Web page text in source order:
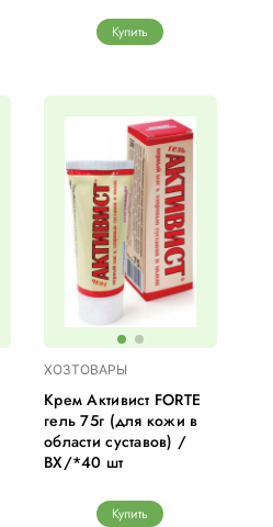
Купить
ХОЗТОВАРЫ
Крем Активист FORTE
гель 75г (для кожи в
области суставов) /
ВХ/*40 шт
Купить